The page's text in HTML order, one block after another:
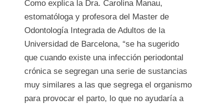
Como explica la Dra. Carolina Manau,
estomatóloga y profesora del Master de
Odontología Integrada de Adultos de la
Universidad de Barcelona, “se ha sugerido
que cuando existe una infección periodontal
crónica se segregan una serie de sustancias
muy similares a las que segrega el organismo
para provocar el parto, lo que no ayudaría a